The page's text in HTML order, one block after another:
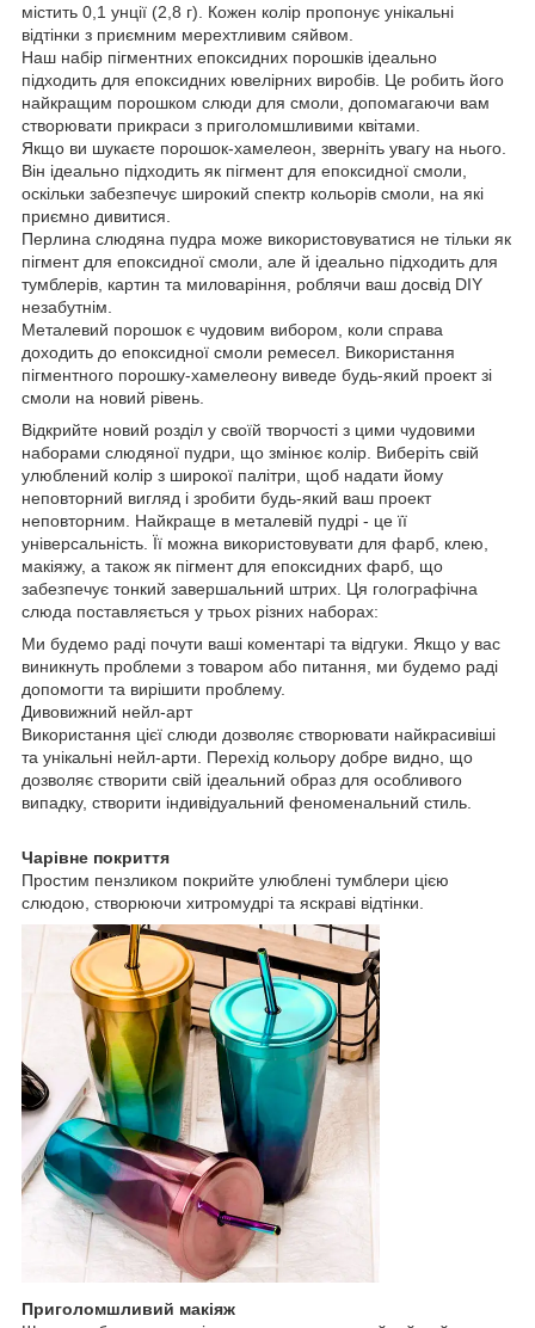
містить 0,1 унції (2,8 г). Кожен колір пропонує унікальні
відтінки з приємним мерехтливим сяйвом.
Наш набір пігментних епоксидних порошків ідеально
підходить для епоксидних ювелірних виробів. Це робить його
найкращим порошком слюди для смоли, допомагаючи вам
створювати прикраси з приголомшливими квітами.
Якщо ви шукаєте порошок-хамелеон, зверніть увагу на нього.
Він ідеально підходить як пігмент для епоксидної смоли,
оскільки забезпечує широкий спектр кольорів смоли, на які
приємно дивитися.
Перлина слюдяна пудра може використовуватися не тільки як
пігмент для епоксидної смоли, але й ідеально підходить для
тумблерів, картин та миловаріння, роблячи ваш досвід DIY
незабутнім.
Металевий порошок є чудовим вибором, коли справа
доходить до епоксидної смоли ремесел. Використання
пігментного порошку-хамелеону виведе будь-який проект зі
смоли на новий рівень.
Відкрийте новий розділ у своїй творчості з цими чудовими
наборами слюдяної пудри, що змінює колір. Виберіть свій
улюблений колір з широкої палітри, щоб надати йому
неповторний вигляд і зробити будь-який ваш проект
неповторним. Найкраще в металевій пудрі - це її
універсальність. Її можна використовувати для фарб, клею,
макіяжу, а також як пігмент для епоксидних фарб, що
забезпечує тонкий завершальний штрих. Ця голографічна
слюда поставляється у трьох різних наборах:
Ми будемо раді почути ваші коментарі та відгуки. Якщо у вас
виникнуть проблеми з товаром або питання, ми будемо раді
допомогти та вирішити проблему.
Дивовижний нейл-арт
Використання цієї слюди дозволяє створювати найкрасивіші
та унікальні нейл-арти. Перехід кольору добре видно, що
дозволяє створити свій ідеальний образ для особливого
випадку, створити індивідуальний феноменальний стиль.
Чарівне покриття
Простим пензликом покрийте улюблені тумблери цією
слюдою, створюючи хитромудрі та яскраві відтінки.
Приголомшливий макіяж